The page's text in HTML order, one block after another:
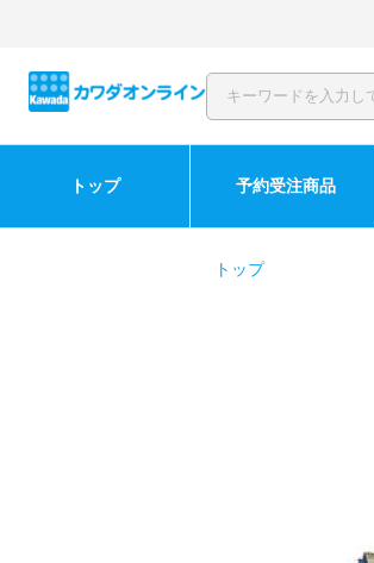
トップ 予約受注商品
トップ